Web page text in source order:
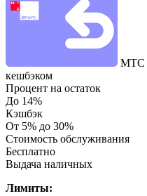
МТС
кешбэком
Процент на остаток
До 14%
Кэшбэк
От 5% до 30%
Стоимость обслуживания
Бесплатно
Выдача наличных
Лимиты: